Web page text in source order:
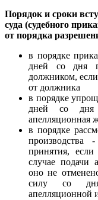
Порядок и сроки
суда (судебного
от порядка
в порядке
дней со дня
должником,
от должника
в порядке
дней со дня
апелляционная
в порядке
принятия,
случае подачи
оно не
силу со дня
апелляционной